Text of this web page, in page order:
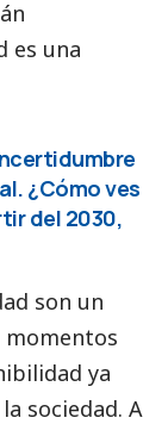
es una
¿Cómo ves
del 2030,
son un
momentos
ya
sociedad. A